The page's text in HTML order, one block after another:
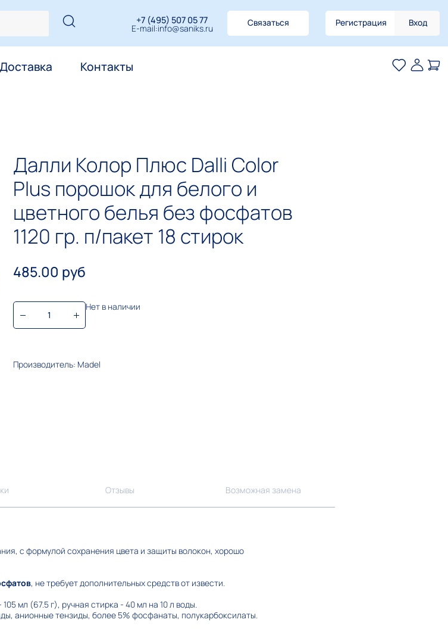
+7 (495) 507 05 77
E-mail:info@saniks.ru Связаться Регистрация Вход
Доставка Контакты
Далли Колор Плюс Dalli Color
Plus порошок для белого и
цветного белья без фосфатов
1120 гр. п/пакет 18 стирок
485.00 руб
Нет в наличии
Производитель: Madel
Отзывы Возможная замена
с формулой сохранения цвета и защиты волокон, хорошо
, не требует дополнительных средств от извести.
мл (67.5 г), ручная стирка - 40 мл на 10 л воды.
анионные тензиды, более 5% фосфанаты, полукарбоксилаты.